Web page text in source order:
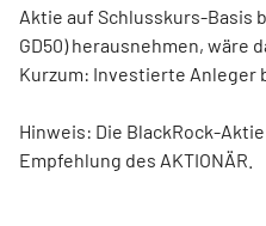
Aktie auf Schlusskurs-Basis
GD50) herausnehmen, wäre
Kurzum: Investierte Anleger
Hinweis: Die BlackRock-
Empfehlung des AKTIONÄR.